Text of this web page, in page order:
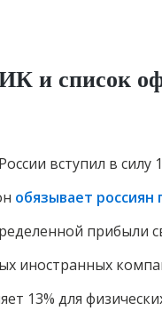
и список
вступил в силу
обязывает россиян
прибыли
иностранных
13% для